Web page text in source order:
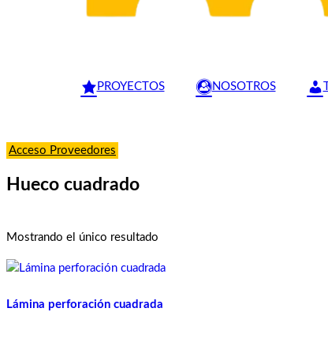
PROYECTOS NOSOTROS
Acceso Proveedores
Hueco cuadrado
Mostrando el único resultado
Lámina perforación cuadrada